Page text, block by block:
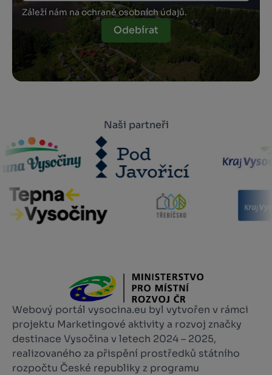
Záleží nám na ochraně osobních údajů.
Odebírat
Naši partneři
Webový portál vysocina.eu byl vytvořen v rámci
projektu Marketingové aktivity a rozvoj značky
destinace Vysočina v letech 2024 – 2025,
realizovaného za přispění prostředků státního
rozpočtu České republiky z programu